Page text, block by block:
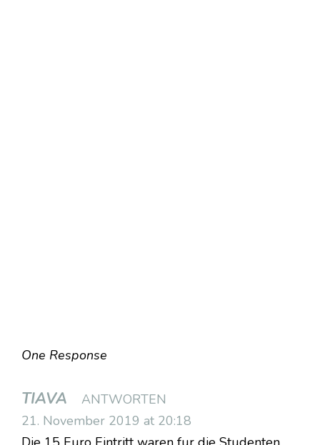
One Response
TIAVA
ANTWORTEN
21. November 2019 at 20:18